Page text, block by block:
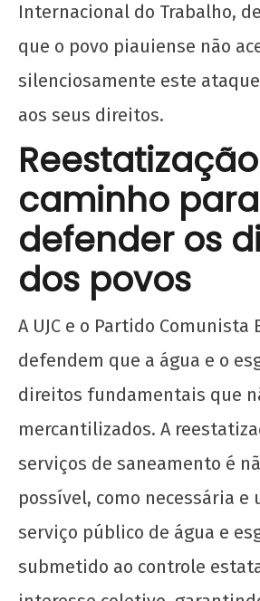
Internacional do Trabalho,
que o povo piauiense não
silenciosamente este
aos seus direitos.
caminho para
defender os
dos povos
A UJC e o Partido Comunista
defendem que a água e o
direitos fundamentais que
mercantilizados. A
serviços de saneamento é
possível, como necessária e
serviço público de água e
submetido ao controle